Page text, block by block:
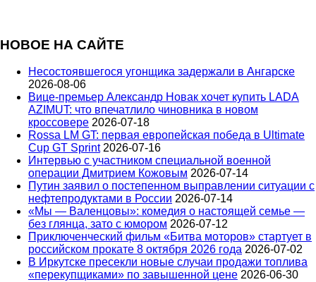
НОВОЕ НА САЙТЕ
Несостоявшегося угонщика задержали в Ангарске
2026-08-06
Вице‑премьер Александр Новак хочет купить LADA
AZIMUT: что впечатлило чиновника в новом
кроссовере 2026-07-18
Rossa LM GT: первая европейская победа в Ultimate
Cup GT Sprint 2026-07-16
Интервью с участником специальной военной
операции Дмитрием Кожовым 2026-07-14
Путин заявил о постепенном выправлении ситуации с
нефтепродуктами в России 2026-07-14
«Мы — Валенцовы»: комедия о настоящей семье —
без глянца, зато с юмором 2026-07-12
Приключенческий фильм «Битва моторов» стартует в
российском прокате 8 октября 2026 года 2026-07-02
В Иркутске пресекли новые случаи продажи топлива
«перекупщиками» по завышенной цене 2026-06-30